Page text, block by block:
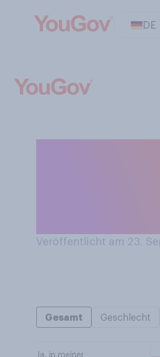
DE
Veröffentlicht am 23.
Gesamt Geschlecht
Ja, in meiner